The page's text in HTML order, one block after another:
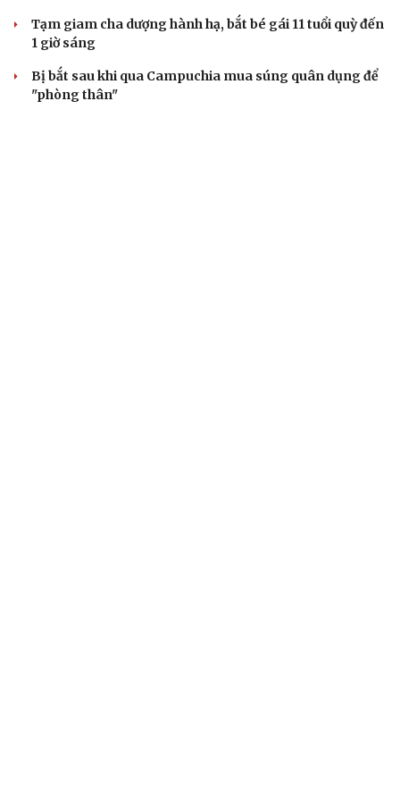
Tạm giam cha dượng hành hạ, bắt bé gái 11 tuổi quỳ đến
1 giờ sáng
Bị bắt sau khi qua Campuchia mua súng quân dụng để
"phòng thân"